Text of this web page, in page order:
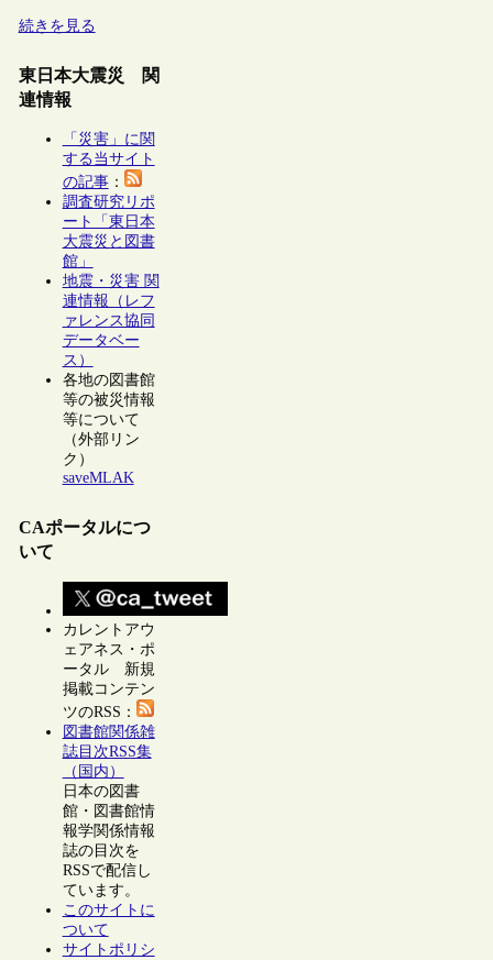
続きを見る
東日本大震災 関
連情報
「災害」に関
する当サイト
の記事：
調査研究リポ
ート「東日本
大震災と図書
館」
地震・災害 関
連情報（レフ
ァレンス協同
データベー
ス）
各地の図書館
等の被災情報
等について
（外部リン
ク）
saveMLAK
CAポータルにつ
いて
カレントアウ
ェアネス・ポ
ータル 新規
掲載コンテン
ツのRSS：
図書館関係雑
誌目次RSS集
（国内）
日本の図書
館・図書館情
報学関係情報
誌の目次を
RSSで配信し
ています。
このサイトに
ついて
サイトポリシ